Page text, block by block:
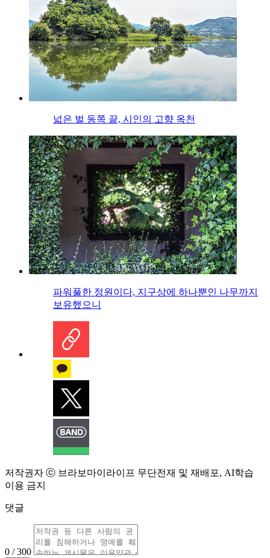
넓은 벌 동쪽 끝, 시인의 고향 옥천
파워풀한 정원이다, 지구상에 하나뿐인 나무까지
보유했으니
저작권자 ⓒ 브라보마이라이프 무단전재 및 재배포, AI학습
이용 금지
댓글
0 / 300